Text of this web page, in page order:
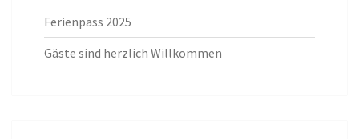
Ferienpass 2025
Gäste sind herzlich Willkommen